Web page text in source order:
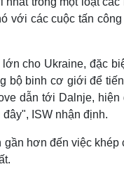
với các cuộc tấn
cho Ukraine, đặc
binh cơ giới để
dẫn tới Dalnje,
ISW nhận định.
hơn đến việc khép